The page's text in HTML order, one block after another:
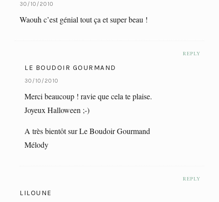
30/10/2010
Waouh c’est génial tout ça et super beau !
REPLY
LE BOUDOIR GOURMAND
30/10/2010
Merci beaucoup ! ravie que cela te plaise.
Joyeux Halloween ;-)
A très bientôt sur Le Boudoir Gourmand
Mélody
REPLY
LILOUNE